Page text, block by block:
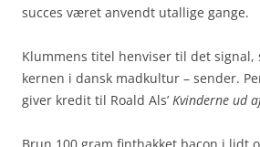
succes været anvendt utallige gange.
Klummens titel henviser til det signal,
kernen i dansk madkultur – sender.
giver kredit til Roald Als’ Kvinderne ud
Brun 100 gram finthakket bacon i lidt